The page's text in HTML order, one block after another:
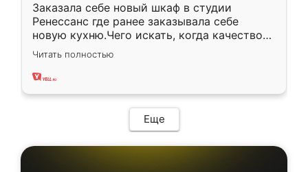
Заказала себе новый шкаф в студии
Ренессанс где ранее заказывала себе
новую кухню.Чего искать, когда качеством
вполне довольна. Служит кухня уже почти
два года, нареканий нет.
Читать полностью
Еще